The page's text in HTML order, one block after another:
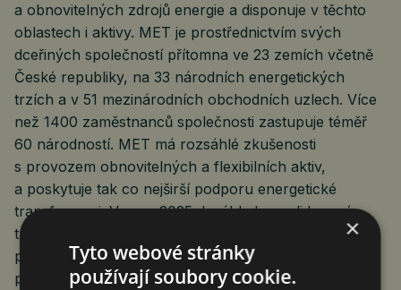
a obnovitelných zdrojů energie a disponuje v těchto
oblastech i aktivy. MET je prostřednictvím svých
dceřiných společností přítomna ve 23 zemích včetně
České republiky, na 33 národních energetických
trzích a v 51 mezinárodních obchodních uzlech. Více
než 1400 zaměstnanců společnosti zastupuje téměř
60 národností. MET má rozsáhlé zkušenosti
s provozem obnovitelných a flexibilních aktiv,
a poskytuje tak co nejširší podporu energetické
transformaci. V roce 2025 dosáhly konsolidované
tržby společnosti MET Group 28,5 miliardy EUR,
přičemž celkový objem zobchodovaného zemního
plynu činil 242 BCM a celkový objem zobchodované
×
Tyto webové stránky
používají soubory cookie.